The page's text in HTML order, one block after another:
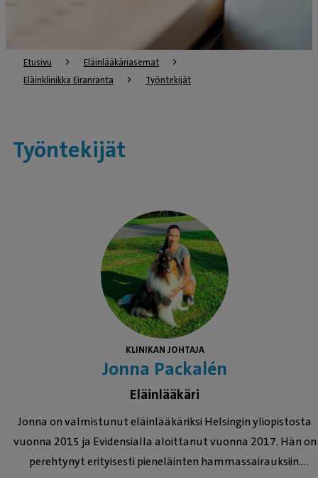
Etusivu
Eläinlääkäriasemat
Eläinklinikka Eiranranta
Työntekijät
Työntekijät
KLINIKAN JOHTAJA
Jonna Packalén
Eläinlääkäri
Jonna on valmistunut eläinlääkäriksi Helsingin yliopistosta
vuonna 2015 ja Evidensialla aloittanut vuonna 2017. Hän on
perehtynyt erityisesti pieneläinten hammassairauksiin.